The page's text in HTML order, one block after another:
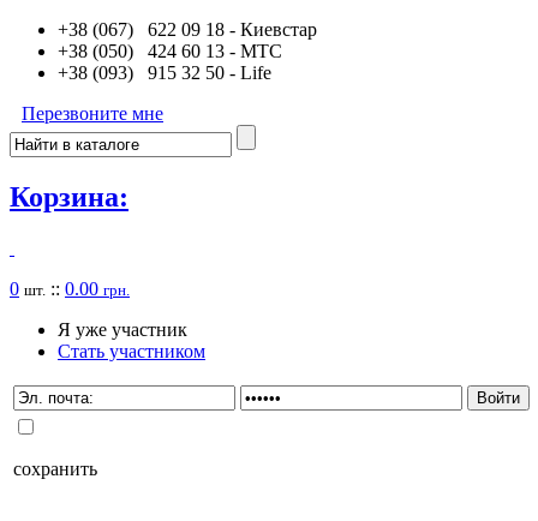
+38 (067) 622 09 18 - Киевстар
+38 (050) 424 60 13 - MTC
+38 (093) 915 32 50 - Life
Перезвоните мне
Корзина:
0 шт. :: 0.00 грн.
Я уже участник
Стать участником
сохранить